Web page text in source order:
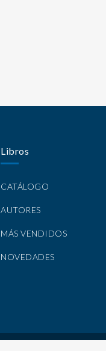
Libros
CATÁLOGO
AUTORES
MÁS VENDIDOS
NOVEDADES